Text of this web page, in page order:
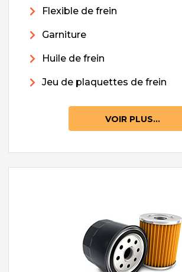
Flexible de frein
Garniture
Huile de frein
Jeu de plaquettes de frein
VOIR PLUS...